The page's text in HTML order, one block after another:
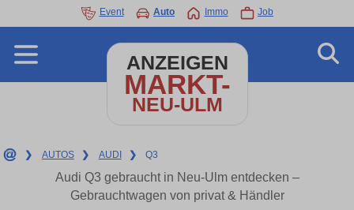
Event Auto Immo Job
ANZEIGEN
MARKT-
NEU-ULM
❯ AUTOS ❯ AUDI ❯ Q3
Audi Q3 gebraucht in Neu-Ulm entdecken –
Gebrauchtwagen von privat & Händler